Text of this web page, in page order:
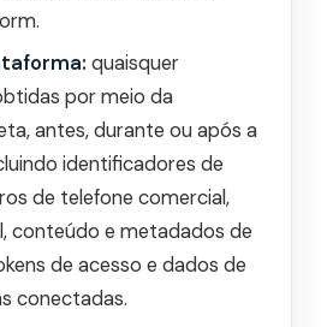
quaisquer
por meio da
antes, durante ou após a
identificadores de
de telefone comercial,
conteúdo e metadados de
de acesso e dados de
conectadas.